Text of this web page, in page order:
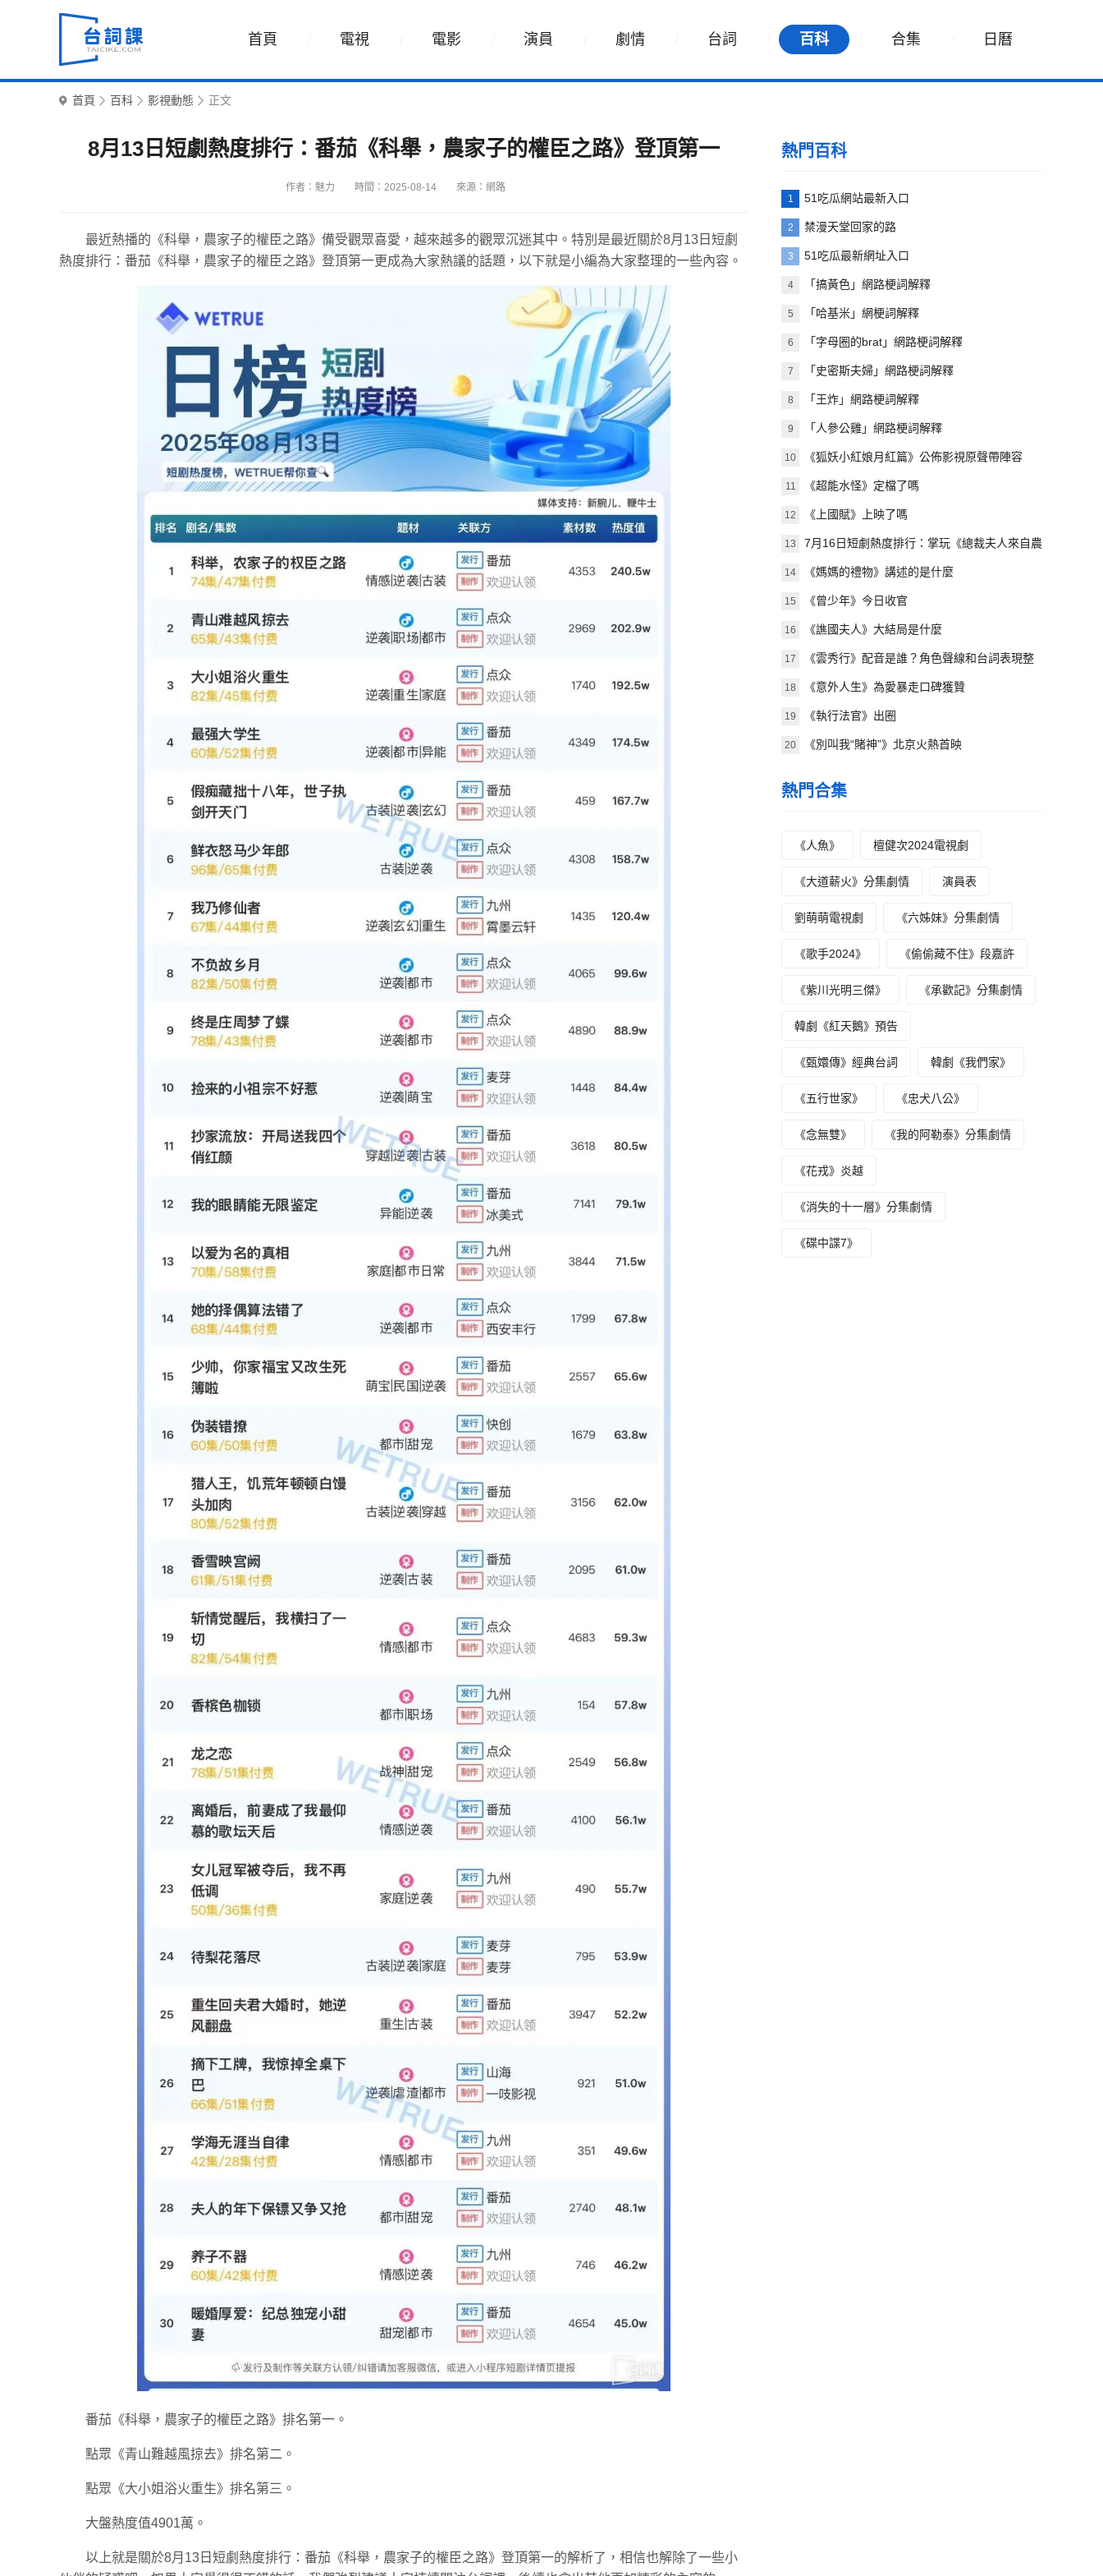
首頁 電視 電影 演員 劇情 台詞 百科 合集 日曆
首頁 百科 影視動態 正文
8月13日短劇熱度排行：番茄《科舉，農家子的權臣之路》登頂第一
作者：魅力 時間：2025-08-14 來源：網路
最近熱播的《科舉，農家子的權臣之路》備受觀眾喜愛，越來越多的觀眾沉迷其中。特別是最近關於8月13日短劇
熱度排行：番茄《科舉，農家子的權臣之路》登頂第一更成為大家熱議的話題，以下就是小編為大家整理的一些內容。
番茄《科舉，農家子的權臣之路》排名第一。
點眾《青山難越風掠去》排名第二。
點眾《大小姐浴火重生》排名第三。
大盤熱度值4901萬。
以上就是關於8月13日短劇熱度排行：番茄《科舉，農家子的權臣之路》登頂第一的解析了，相信也解除了一些小
熱門百科
1 51吃瓜網站最新入口
2 禁漫天堂回家的路
3 51吃瓜最新網址入口
4 「搞黃色」網路梗詞解釋
5 「哈基米」網梗詞解釋
6 「字母圈的brat」網路梗詞解釋
7 「史密斯夫婦」網路梗詞解釋
8 「王炸」網路梗詞解釋
9 「人參公雞」網路梗詞解釋
10 《狐妖小紅娘月紅篇》公佈影視原聲帶陣容
11 《超能水怪》定檔了嗎
12 《上國賦》上映了嗎
13 7月16日短劇熱度排行：掌玩《總裁夫人來自農
村》登頂第一！
14 《媽媽的禮物》講述的是什麼
15 《曾少年》今日收官
16 《譙國夫人》大結局是什麼
17 《雲秀行》配音是誰？角色聲線和台詞表現整
理
18 《意外人生》為愛暴走口碑獲贊
19 《執行法官》出圈
20 《別叫我“賭神”》北京火熱首映
熱門合集
《人魚》 檀健次2024電視劇
《大道薪火》分集劇情 演員表
劉萌萌電視劇 《六姊妹》分集劇情
《歌手2024》 《偷偷藏不住》段嘉許
《紫川光明三傑》 《承歡記》分集劇情
韓劇《紅天鵝》預告
《甄嬛傳》經典台詞 韓劇《我們家》
《五行世家》 《忠犬八公》
《念無雙》 《我的阿勒泰》分集劇情
《花戎》炎越
《消失的十一層》分集劇情
《碟中諜7》